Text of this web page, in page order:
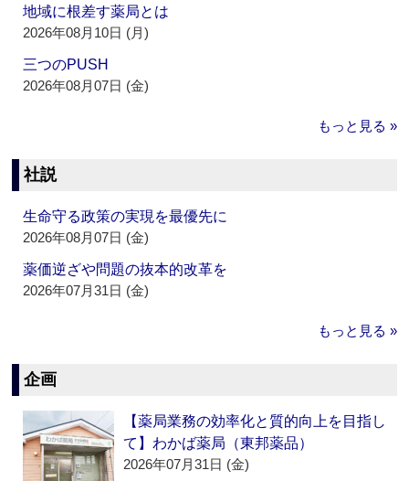
地域に根差す薬局とは
2026年08月10日 (月)
三つのPUSH
2026年08月07日 (金)
もっと見る »
社説
生命守る政策の実現を最優先に
2026年08月07日 (金)
薬価逆ざや問題の抜本的改革を
2026年07月31日 (金)
もっと見る »
企画
【薬局業務の効率化と質的向上を目指し
て】わかば薬局（東邦薬品）
2026年07月31日 (金)